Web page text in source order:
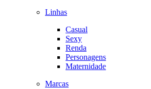
Linhas
Casual
Sexy
Renda
Personagens
Maternidade
Marcas